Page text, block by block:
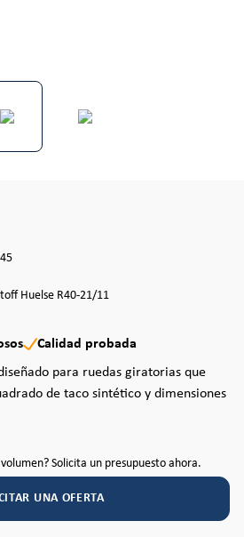
Huelse R40-21/11
Calidad probada
para ruedas giratorias que
de taco sintético y dimensiones
Solicita un presupuesto ahora.
UNA OFERTA